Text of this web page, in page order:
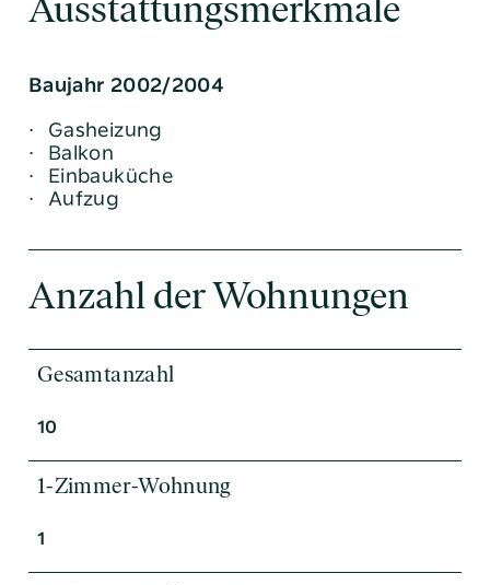
Ausstattungsmerkmale
Baujahr 2002/2004
Gasheizung
Balkon
Einbauküche
Aufzug
Anzahl der Wohnungen
Gesamtanzahl
10
1-Zimmer-Wohnung
1